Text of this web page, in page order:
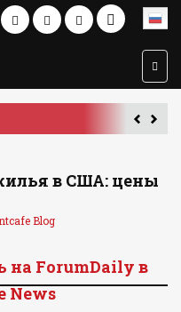
в США: цены
Blog
на ForumDaily в
News